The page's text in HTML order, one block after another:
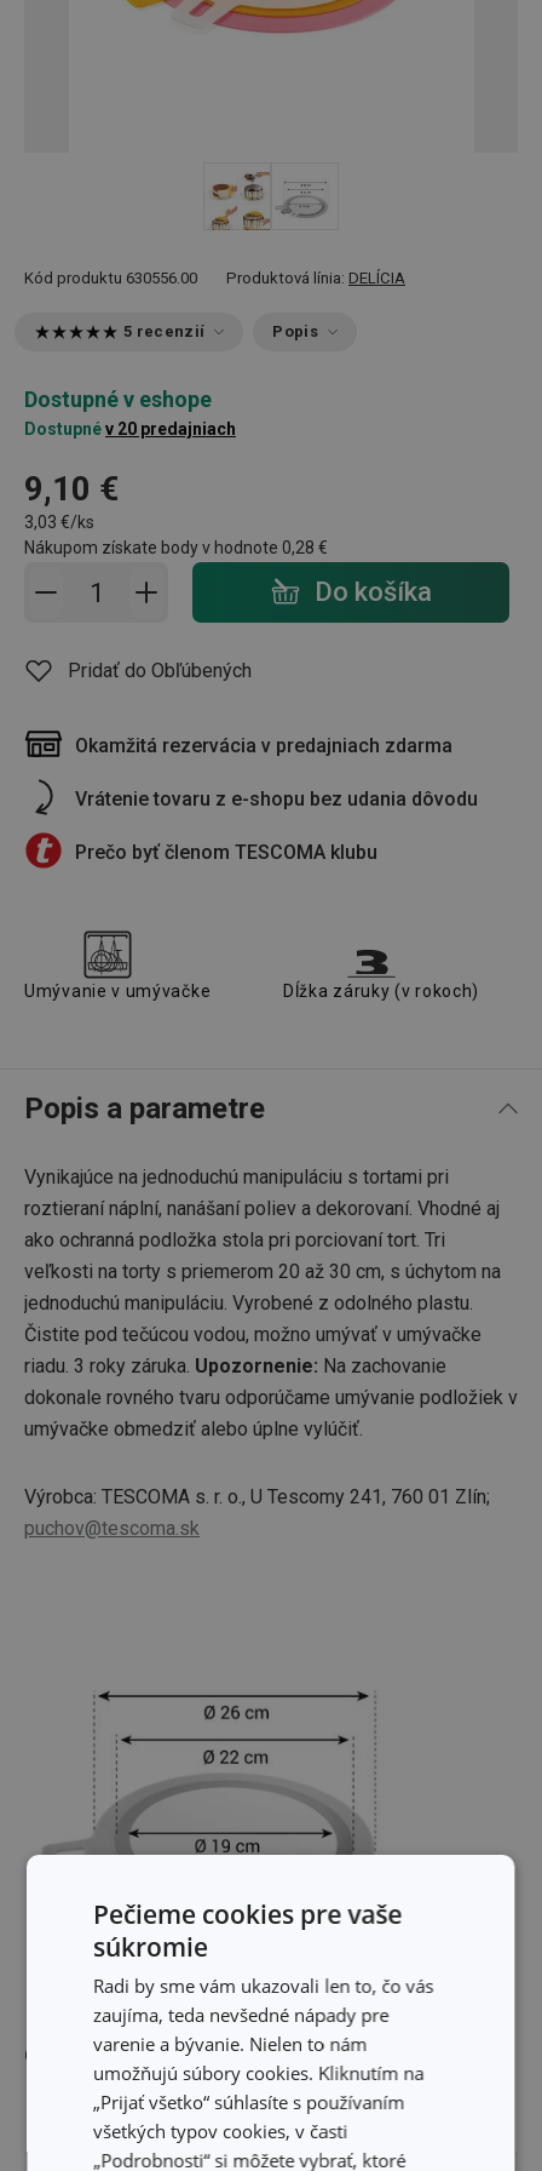
Kód produktu 630556.00 Produktová línia: DELÍCIA
5 recenzií Popis
Dostupné v eshope
Dostupnév 20 predajniach
9,10 €
3,03 €/ks
Nákupom získate body v hodnote 0,28 €
Pridať do košíka - počet Do košíka
Pridať do Obľúbených
Okamžitá rezervácia v predajniach zdarma
Vrátenie tovaru z e-shopu bez udania dôvodu
Prečo byť členom TESCOMA klubu
Umývanie v umývačke Dĺžka záruky (v rokoch)
Popis a parametre
Vynikajúce na jednoduchú manipuláciu s tortami pri
roztieraní náplní, nanášaní poliev a dekorovaní. Vhodné aj
ako ochranná podložka stola pri porciovaní tort. Tri
veľkosti na torty s priemerom 20 až 30 cm, s úchytom na
jednoduchú manipuláciu. Vyrobené z odolného plastu.
Čistite pod tečúcou vodou, možno umývať v umývačke
riadu. 3 roky záruka. Upozornenie: Na zachovanie
dokonale rovného tvaru odporúčame umývanie podložiek v
umývačke obmedziť alebo úplne vylúčiť.
Výrobca: TESCOMA s. r. o., U Tescomy 241, 760 01 Zlín;
puchov@tescoma.sk
Ostatné parametre
MATERIÁL
Pečieme cookies pre vaše
súkromie
Radi by sme vám ukazovali len to, čo vás
zaujíma, teda nevšedné nápady pre
varenie a bývanie. Nielen to nám
umožňujú súbory cookies. Kliknutím na
„Prijať všetko“ súhlasíte s používaním
všetkých typov cookies, v časti
„Podrobnosti“ si môžete vybrať, ktoré